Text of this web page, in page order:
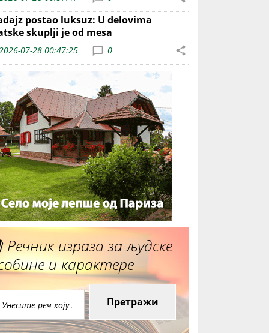
postao luksuz: U delovima
skuplji je od mesa
07-28 00:47:25 0
Речник израза за људске
и карактере
Претражи